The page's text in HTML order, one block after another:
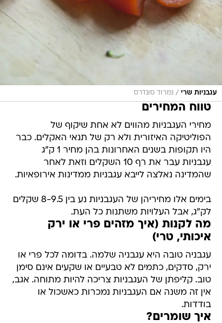
עגבניות שרי / נמרוד סונדרס
טווח המחירים
מחירי העגבניות מהווים לא אחת שיקוף של
הפוליטיקה האיזורית ולא רק של תנאי האקלים. כבר
היו תקופות בשנים האחרונות בהן מחיר 1 ק"ג
עגבניות עבר את רף 10 השקלים וזאת לאחר
שהמדינה נאלצה לייבא עגבניות ממדינות אירופאיות.
בימים אלו מחיריהן של העגבניות נע בין 8-9.5 שקלים
לק"ג, אבל העלויות משתנות כל העת.
מה לקנות (איך מזהים פרי או ירק
איכותי, טרי)
עגבניה טובה היא עגבניה שלמה. בדומה לכל פרי או
ירק, סדקים, כתמים לא טבעיים או שקעים אינם סימן
טוב. קליפתן של העגבניות צריכה להיות מתוחה. אגב,
אין זה משנה אם העגבניות נמכרות כאשכול או
בודדות.
איך שומרים?